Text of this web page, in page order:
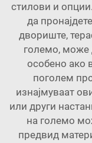
стилови и
да
двориште,
големо, може
особено ако
поголем
изнајмуваат
или други
на големо
предвид